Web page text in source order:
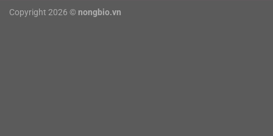
Copyright 2026 © nongbio.vn